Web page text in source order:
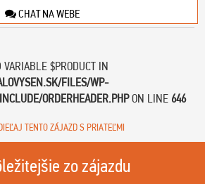
CHAT NA WEBE
$PRODUCT IN
FILES/WP-
ORDERHEADER.PHPON LINE 646
TENTO ZÁJAZD S PRIATEĽMI
zo zájazdu